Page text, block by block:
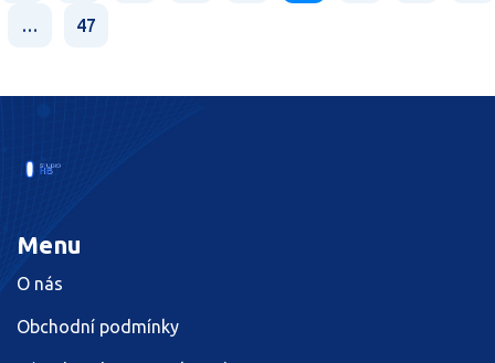
… 47
Menu
O nás
Obchodní podmínky